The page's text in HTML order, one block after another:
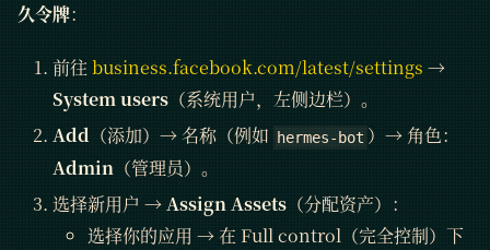
久令牌：
前往 business.facebook.com/latest/settings →
System users （系统用户，左侧边栏）。
Add （添加）→ 名称（例如 hermes-bot ）→ 角色：
Admin （管理员）。
选择新用户 →Assign Assets （分配资产）：
选择你的应用 → 在 Full control（完全控制）下